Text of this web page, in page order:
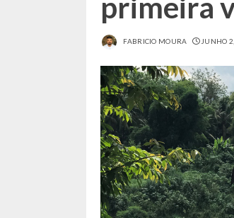
primeira
FABRICIO MOURA JUNHO